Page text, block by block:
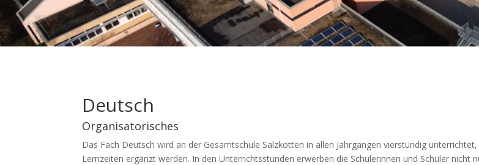
Deutsch
Organisatorisches
Das Fach Deutsch wird an der Gesamtschule Salzkotten in allen Jahrgängen vierstündig
Lernzeiten ergänzt werden. In den Unterrichtsstunden erwerben die Schülerinnen und Schüler